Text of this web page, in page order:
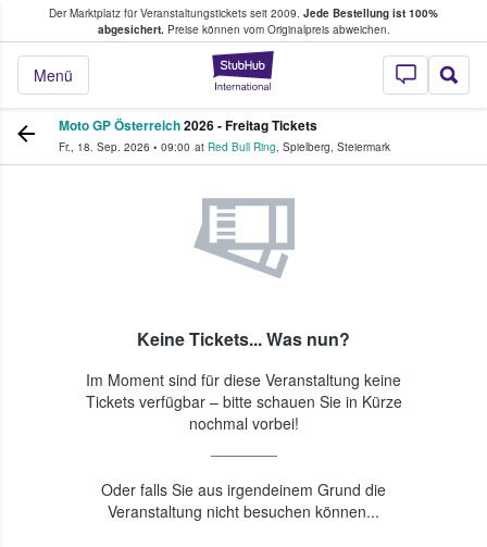
Der Marktplatz für Veranstaltungstickets seit 2009. Jede Bestellung ist 100%
abgesichert.Preise können vom Originalpreis abweichen.
StubHub - Wo
Menü
Tickets kaufen & verkaufen
Moto GP Österreich2026 - Freitag Tickets
Fr., 18. Sep. 2026 • 09:00 at Red Bull Ring, Spielberg, Steiermark
Keine Tickets... Was nun?
Im Moment sind für diese Veranstaltung keine
Tickets verfügbar – bitte schauen Sie in Kürze
nochmal vorbei!
Oder falls Sie aus irgendeinem Grund die
Veranstaltung nicht besuchen können...